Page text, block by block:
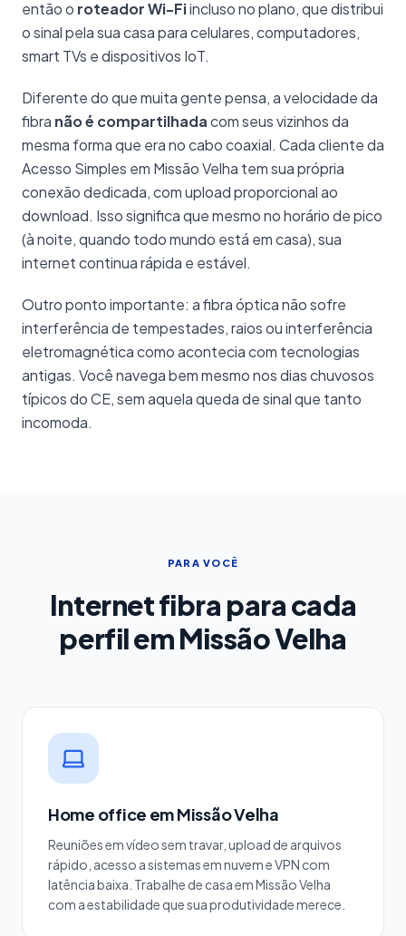
então o roteador Wi-Fiincluso no plano, que distribui
o sinal pela sua casa para celulares, computadores,
smart TVs e dispositivos IoT.
Diferente do que muita gente pensa, a velocidade da
fibra não é compartilhadacom seus vizinhos da
mesma forma que era no cabo coaxial. Cada cliente da
Acesso Simples em Missão Velha tem sua própria
conexão dedicada, com upload proporcional ao
download. Isso significa que mesmo no horário de pico
(à noite, quando todo mundo está em casa), sua
internet continua rápida e estável.
Outro ponto importante: a fibra óptica não sofre
interferência de tempestades, raios ou interferência
eletromagnética como acontecia com tecnologias
antigas. Você navega bem mesmo nos dias chuvosos
típicos do CE, sem aquela queda de sinal que tanto
incomoda.
PARA VOCÊ
Internet fibra para cada
perfil em Missão Velha
Home office em Missão Velha
Reuniões em vídeo sem travar, upload de arquivos
rápido, acesso a sistemas em nuvem e VPN com
latência baixa. Trabalhe de casa em Missão Velha
com a estabilidade que sua produtividade merece.